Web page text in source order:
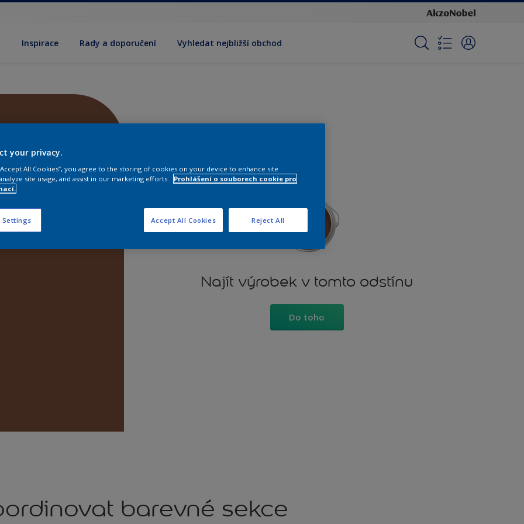
Inspirace Rady a doporučení Vyhledat nejbližší obchod
Najít výrobek v tomto odstínu
Do toho
barevné sekce
your privacy.
All Cookies”, you agree to the storing of cookies on your device to enhance site
site usage, and assist in our marketing efforts.
Prohlášení o souborech cookie pro
Settings Reject All
Accept All Cookies